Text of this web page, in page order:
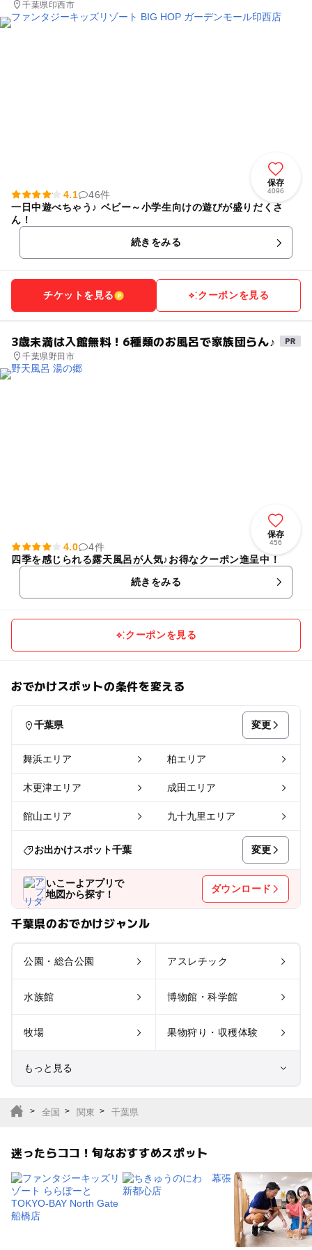
千葉県印西市
保存
4096
4.1
46件
一日中遊べちゃう♪ ベビー～小学生向けの遊びが盛りだくさ
ん！
続きをみる
チケットを見る クーポンを見る
3歳未満は入館無料！6種類のお風呂で家族団らん♪
千葉県野田市
保存
456
4.0
4件
四季を感じられる露天風呂が人気♪お得なクーポン進呈中！
続きをみる
クーポンを見る
おでかけスポットの条件を変える
千葉県 変更
舞浜エリア 柏エリア
木更津エリア 成田エリア
館山エリア 九十九里エリア
お出かけスポット千葉 変更
いこーよアプリで
地図から探す！
ダウンロード
千葉県のおでかけジャンル
公園・総合公園 アスレチック
水族館 博物館・科学館
牧場 果物狩り・収穫体験
もっと見る
サファリパーク
植物園・フラワーパー
ク
キャンプ場
全国 関東 千葉県
迷ったらココ！旬なおすすめスポット